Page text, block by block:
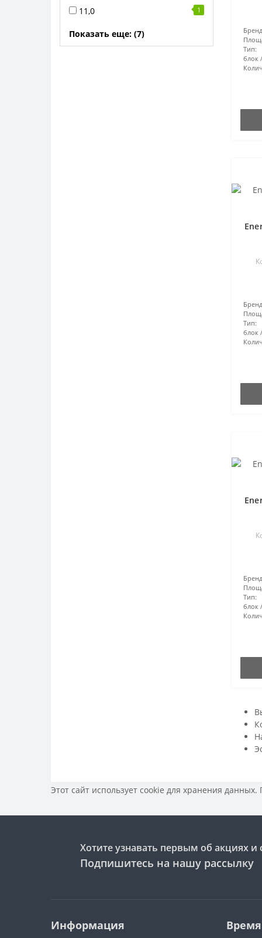
11,0 1
Показать еще: (7)
Тип:
блок
Тип:
блок
Тип:
блок
Этот сайт использует cookie для хранения
Хотите узнавать первым об акциях и
Подпишитесь на нашу рассылку
Информация